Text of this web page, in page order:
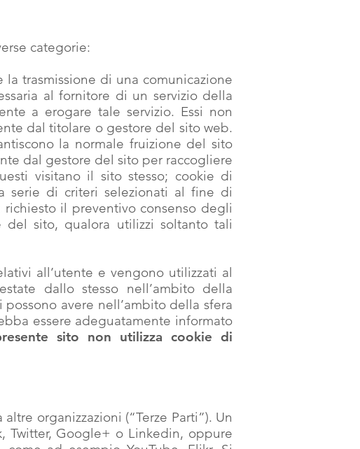
categorie:
trasmissione di una comunicazione
al fornitore di un servizio della
a erogare tale servizio. Essi non
dal titolare o gestore del sito web.
la normale fruizione del sito
dal gestore del sito per raccogliere
visitano il sito stesso; cookie di
serie di criteri selezionati al fine di
il preventivo consenso degli
sito, qualora utilizzi soltanto tali
all’utente e vengono utilizzati al
dallo stesso nell’ambito della
avere nell’ambito della sfera
essere adeguatamente informato
sito non utilizza cookie di
organizzazioni (“Terze Parti”). Un
Twitter, Google+ o Linkedin, oppure